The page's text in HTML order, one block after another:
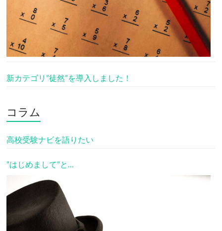
新カテゴリ”徒然”を導入しました！
コラム
高校受験ナビを語りたい
”はじめまして”と…